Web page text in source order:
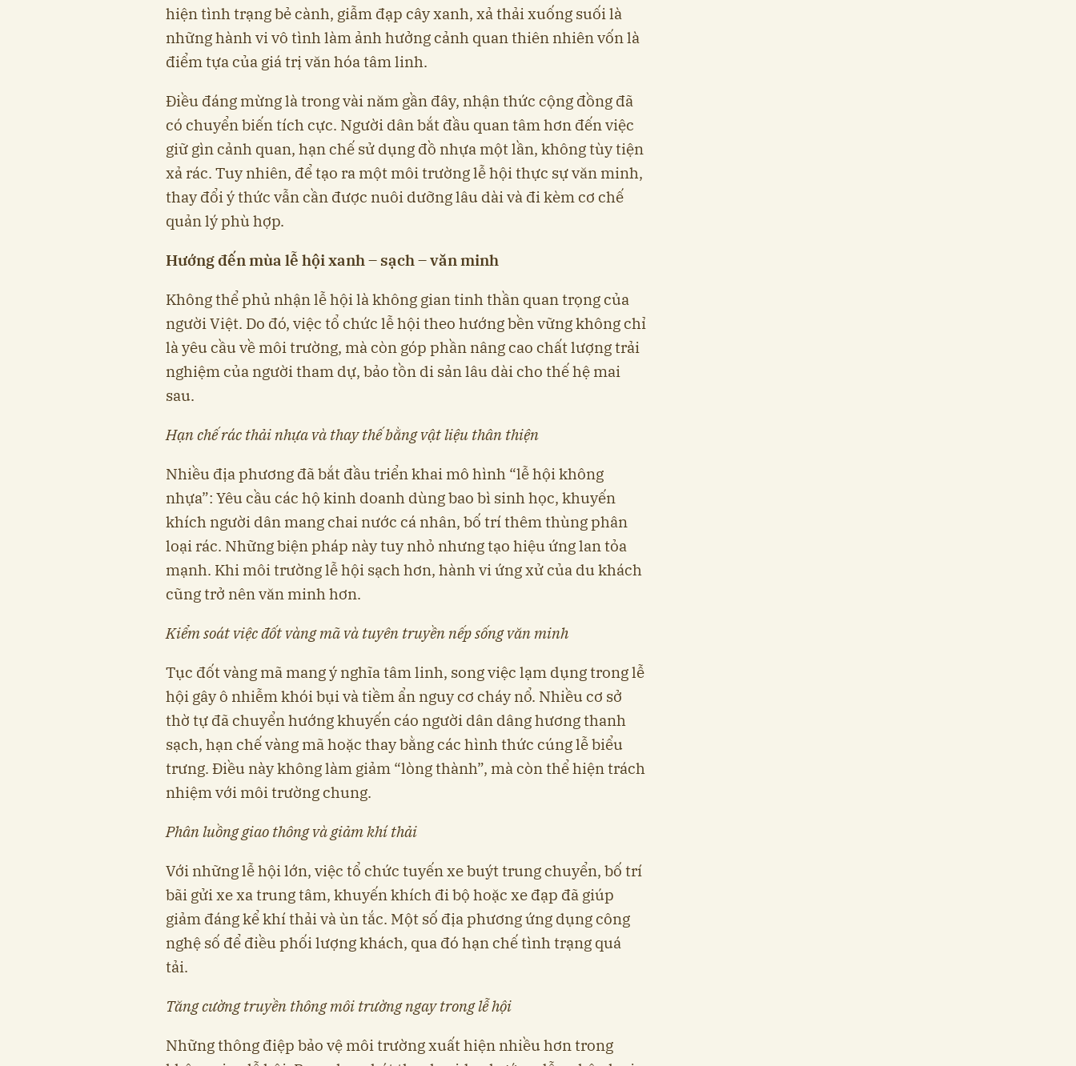
hiện tình trạng bẻ cành, giẫm đạp cây xanh, xả thải xuống suối là
những hành vi vô tình làm ảnh hưởng cảnh quan thiên nhiên vốn là
điểm tựa của giá trị văn hóa tâm linh.
Điều đáng mừng là trong vài năm gần đây, nhận thức cộng đồng đã
có chuyển biến tích cực. Người dân bắt đầu quan tâm hơn đến việc
giữ gìn cảnh quan, hạn chế sử dụng đồ nhựa một lần, không tùy tiện
xả rác. Tuy nhiên, để tạo ra một môi trường lễ hội thực sự văn minh,
thay đổi ý thức vẫn cần được nuôi dưỡng lâu dài và đi kèm cơ chế
quản lý phù hợp.
Hướng đến mùa lễ hội xanh – sạch – văn minh
Không thể phủ nhận lễ hội là không gian tinh thần quan trọng của
người Việt. Do đó, việc tổ chức lễ hội theo hướng bền vững không chỉ
là yêu cầu về môi trường, mà còn góp phần nâng cao chất lượng trải
nghiệm của người tham dự, bảo tồn di sản lâu dài cho thế hệ mai
sau.
Hạn chế rác thải nhựa và thay thế bằng vật liệu thân thiện
Nhiều địa phương đã bắt đầu triển khai mô hình “lễ hội không
nhựa”: Yêu cầu các hộ kinh doanh dùng bao bì sinh học, khuyến
khích người dân mang chai nước cá nhân, bố trí thêm thùng phân
loại rác. Những biện pháp này tuy nhỏ nhưng tạo hiệu ứng lan tỏa
mạnh. Khi môi trường lễ hội sạch hơn, hành vi ứng xử của du khách
cũng trở nên văn minh hơn.
Kiểm soát việc đốt vàng mã và tuyên truyền nếp sống văn minh
Tục đốt vàng mã mang ý nghĩa tâm linh, song việc lạm dụng trong lễ
hội gây ô nhiễm khói bụi và tiềm ẩn nguy cơ cháy nổ. Nhiều cơ sở
thờ tự đã chuyển hướng khuyến cáo người dân dâng hương thanh
sạch, hạn chế vàng mã hoặc thay bằng các hình thức cúng lễ biểu
trưng. Điều này không làm giảm “lòng thành”, mà còn thể hiện trách
nhiệm với môi trường chung.
Phân luồng giao thông và giảm khí thải
Với những lễ hội lớn, việc tổ chức tuyến xe buýt trung chuyển, bố trí
bãi gửi xe xa trung tâm, khuyến khích đi bộ hoặc xe đạp đã giúp
giảm đáng kể khí thải và ùn tắc. Một số địa phương ứng dụng công
nghệ số để điều phối lượng khách, qua đó hạn chế tình trạng quá
tải.
Tăng cường truyền thông môi trường ngay trong lễ hội
Những thông điệp bảo vệ môi trường xuất hiện nhiều hơn trong